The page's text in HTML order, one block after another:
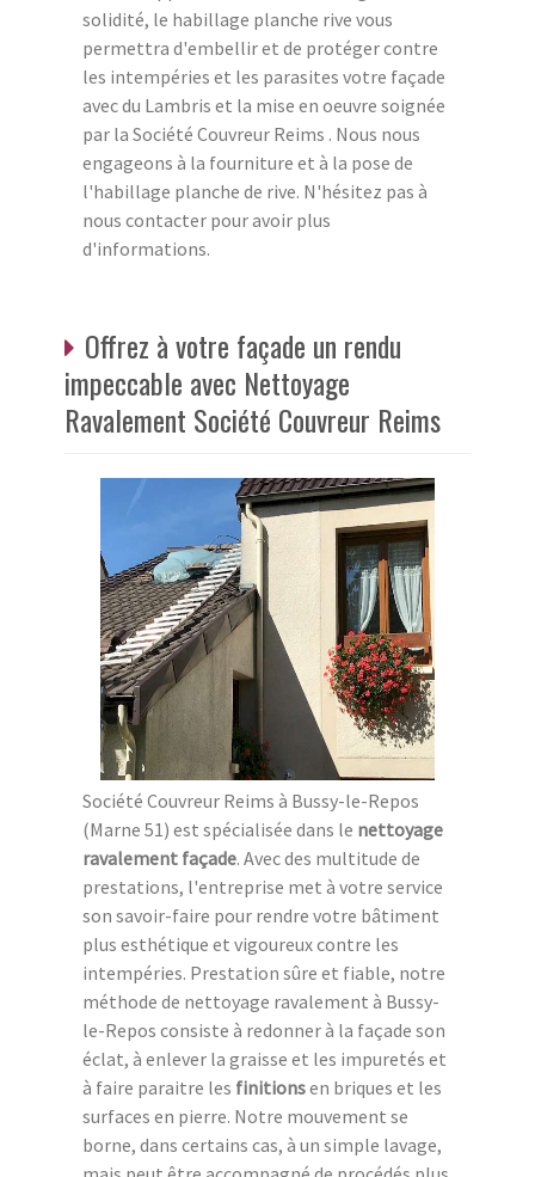
solidité, le habillage planche rive vous
permettra d'embellir et de protéger contre
les intempéries et les parasites votre façade
avec du Lambris et la mise en oeuvre soignée
par la Société Couvreur Reims . Nous nous
engageons à la fourniture et à la pose de
l'habillage planche de rive. N'hésitez pas à
nous contacter pour avoir plus
d'informations.
Offrez à votre façade un rendu
impeccable avec Nettoyage
Ravalement Société Couvreur Reims
Société Couvreur Reims à Bussy-le-Repos
(Marne 51) est spécialisée dans le nettoyage
ravalement façade. Avec des multitude de
prestations, l'entreprise met à votre service
son savoir-faire pour rendre votre bâtiment
plus esthétique et vigoureux contre les
intempéries. Prestation sûre et fiable, notre
méthode de nettoyage ravalement à Bussy-
le-Repos consiste à redonner à la façade son
éclat, à enlever la graisse et les impuretés et
à faire paraitre les finitionsen briques et les
surfaces en pierre. Notre mouvement se
borne, dans certains cas, à un simple lavage,